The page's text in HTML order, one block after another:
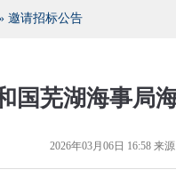
邀请招标公告
国芜湖海事局
2026年03月06日 16:58 来